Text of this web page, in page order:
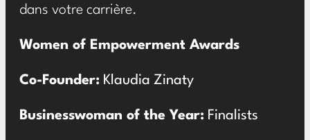
dans votre carrière.
Women of Empowerment Awards
Co-Founder: Klaudia Zinaty
Businesswoman of the Year: Finalists